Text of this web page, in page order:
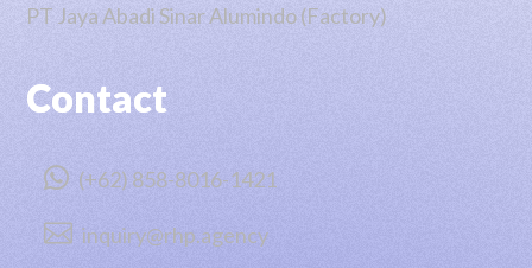
PT Jaya Abadi Sinar Alumindo (Factory)
Contact
 (+62) 858-8016-1421
 inquiry@rhp.agency